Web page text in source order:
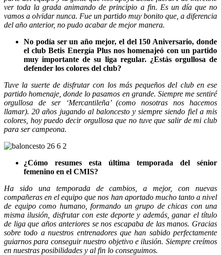
ver toda la grada animando de principio a fin. Es un día que no
vamos a olvidar nunca. Fue un partido muy bonito que, a diferencia
del año anterior, no pudo acabar de mejor manera.
No podía ser un año mejor, el del 150 Aniversario, donde
el club Betis Energía Plus nos homenajeó con un partido
muy importante de su liga regular. ¿Estás orgullosa de
defender los colores del club?
Tuve la suerte de disfrutar con los más pequeños del club en ese
partido homenaje, donde lo pasamos en grande. Siempre me sentiré
orgullosa de ser ‘Mercantileña’ (como nosotras nos hacemos
llamar). 20 años jugando al baloncesto y siempre siendo fiel a mis
colores, hoy puedo decir orgullosa que no tuve que salir de mi club
para ser campeona.
¿Cómo resumes esta última temporada del sénior
femenino en el CMIS?
Ha sido una temporada de cambios, a mejor, con nuevas
compañeras en el equipo que nos han aportado mucho tanto a nivel
de equipo como humano, formando un grupo de chicas con una
misma ilusión, disfrutar con este deporte y además, ganar el título
de liga que años anteriores se nos escapaba de las manos. Gracias
sobre todo a nuestros entrenadores que han sabido perfectamente
guiarnos para conseguir nuestro objetivo e ilusión. Siempre creímos
en nuestras posibilidades y al fin lo conseguimos.